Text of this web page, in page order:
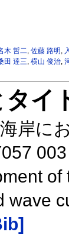
木 哲二,佐藤 路明 ,
田 達三, 横山 俊治,
タイ
岸に
003
of
wave